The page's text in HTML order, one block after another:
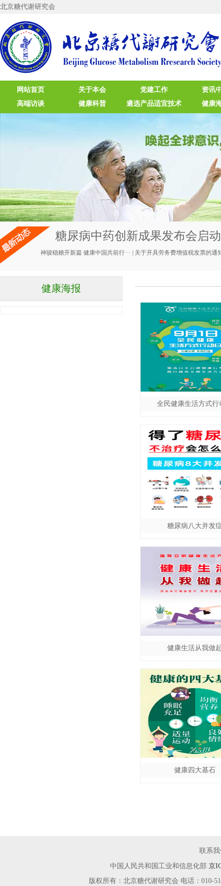
北京糖代谢研究会
网站首页 关于本会 党建工作
资讯
高端访谈
健康科普 遴选产品适宜技术 健康
糖尿病中药创新成果发布会启动
神骏稳糖开新篇 健康中国共前行··· 关于开具劳务费增值税发票的通
健康海报
全民健康生活方式行
糖尿病八大并发
健康生活从我做
健康四大基石
联系
中国人民共和国工业和信息化部京
版权所有：北京糖代谢研究会 电话：010-